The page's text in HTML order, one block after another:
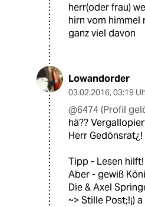
herr(oder frau)
hirn vom himmel
ganz viel davon
Lowandorder
03.02.2016, 03:19
@6474 (Profil
hä??
Herr Gedönsrat¿!
Tipp - Lesen hilft!
Aber - gewiß
Die & Axel
~> Stille Post;!¡)